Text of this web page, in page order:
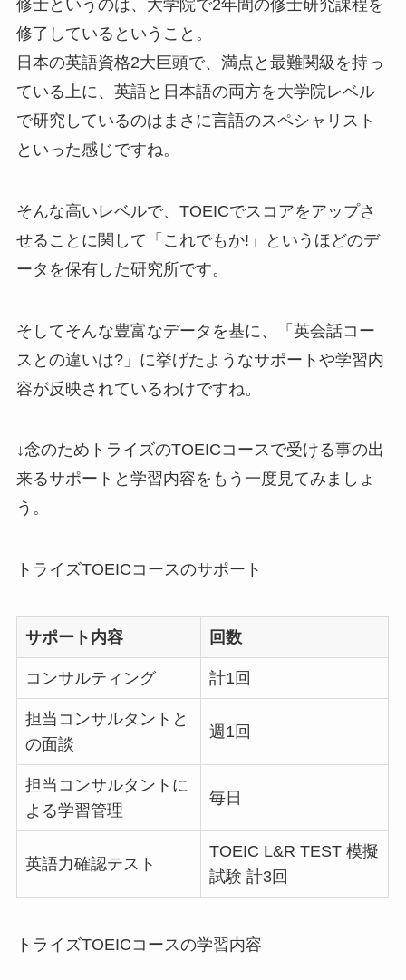
修士というのは、大学院で2年間の修士研究課程を
修了しているということ。
日本の英語資格2大巨頭で、満点と最難関級を持っ
ている上に、 英語と日本語の両方を大学院レベル
で研究しているのはまさに言語のスペシャリスト
といった感じですね。
そんな高いレベルで、TOEICでスコアをアップさ
せることに関して「これでもか!」というほどのデ
ータを保有した研究所です。
そしてそんな豊富なデータを基に、
「英会話コー
スとの違いは?」に挙げたようなサポートや学習内
容が反映されているわけですね。
↓念のためトライズのTOEICコースで受ける事の出
来るサポートと学習内容をもう一度見てみましょ
う。
トライズTOEICコースのサポート
サポート内容 回数
コンサルティング 計1回
担当コンサルタントと
の面談
週1回
担当コンサルタントに
よる学習管理
毎日
英語力確認テスト
TOEIC L&R TEST 模擬
試験 計3回
トライズTOEICコースの学習内容